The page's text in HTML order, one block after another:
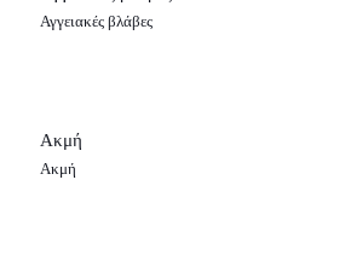
Αγγειακές βλάβες
Ακμή
Ακμή